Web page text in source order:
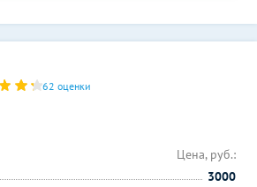
62 оценки
Цена, руб.:
3000